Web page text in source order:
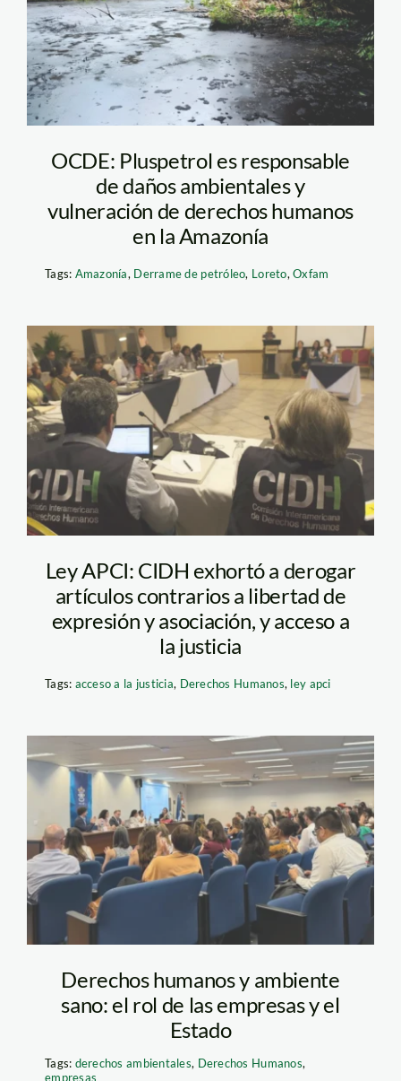
OCDE: Pluspetrol es responsable
de daños ambientales y
vulneración de derechos humanos
en la Amazonía
Tags: Amazonía, Derrame de petróleo, Loreto,Oxfam
CIDH-APCI
Ley APCI: CIDH exhortó a derogar
artículos contrarios a libertad de
expresión y asociación, y acceso a
la justicia
Tags: acceso a la justicia, Derechos Humanos, ley apci
Foro Regional de de
Empresas y Derechos
Humanos_SPDA
Derechos humanos y ambiente
sano: el rol de las empresas y el
Estado
Tags: derechos ambientales, Derechos Humanos,
empresas